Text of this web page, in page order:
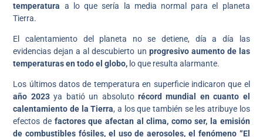
temperatura a lo que sería la media normal para el planeta
Tierra.
El calentamiento del planeta no se detiene, día a día las
evidencias dejan a al descubierto un progresivo aumento de las
temperaturas en todo el globo, lo que resulta alarmante.
Los últimos datos de temperatura en superficie indicaron que el
año 2023ya batió un absoluto récord mundial en cuanto el
calentamiento de la Tierra, a los que también se les atribuye los
efectos de factores que afectan al clima, como ser, la emisión
de combustibles fósiles, el uso de aerosoles, el fenómeno “El